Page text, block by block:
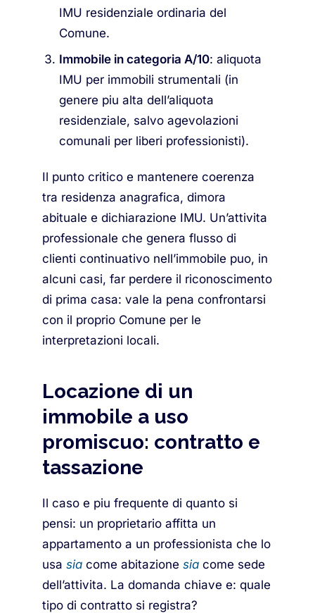
IMU residenziale ordinaria del
Comune.
Immobile in categoria A/10: aliquota
IMU per immobili strumentali (in
genere piu alta dell’aliquota
residenziale, salvo agevolazioni
comunali per liberi professionisti).
Il punto critico e mantenere coerenza
tra residenza anagrafica, dimora
abituale e dichiarazione IMU. Un’attivita
professionale che genera flusso di
clienti continuativo nell’immobile puo, in
alcuni casi, far perdere il riconoscimento
di prima casa: vale la pena confrontarsi
con il proprio Comune per le
interpretazioni locali.
Locazione di un
immobile a uso
promiscuo: contratto e
tassazione
Il caso e piu frequente di quanto si
pensi: un proprietario affitta un
appartamento a un professionista che lo
usa sia come abitazione sia come sede
dell’attivita. La domanda chiave e: quale
tipo di contratto si registra?